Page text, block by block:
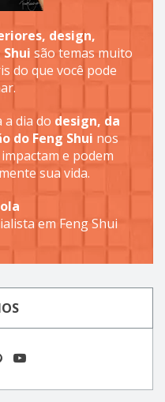
design,
são temas muito
do que você pode
a dia do design, da
do Feng Shui nos
e podem
sua vida.
em Feng Shui